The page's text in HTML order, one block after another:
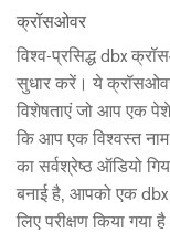
क्रॉसओवर
विश्व-प्रसिद्ध dbx
सुधार करें। ये क्रॉसओवर
विशेषताएं जो आप एक
कि आप एक विश्वस्त
का सर्वश्रेष्ठ ऑडियो
बनाई है, आपको एक dbx
लिए परीक्षण किया गया